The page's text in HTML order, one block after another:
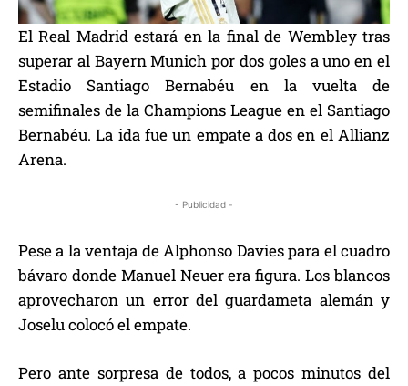
El Real Madrid estará en la final de Wembley tras
superar al Bayern Munich por dos goles a uno en el
Estadio Santiago Bernabéu en la vuelta de
semifinales de la Champions League en el Santiago
Bernabéu. La ida fue un empate a dos en el Allianz
Arena.
- Publicidad -
Pese a la ventaja de Alphonso Davies para el cuadro
bávaro donde Manuel Neuer era figura. Los blancos
aprovecharon un error del guardameta alemán y
Joselu colocó el empate.
Pero ante sorpresa de todos, a pocos minutos del